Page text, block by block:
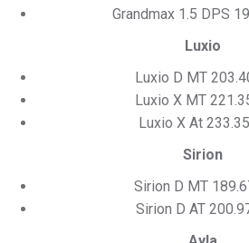
Grandmax 1.5 DPS
Luxio
Luxio D MT
Luxio X MT
Luxio X At
Sirion
Sirion D MT
Sirion D AT